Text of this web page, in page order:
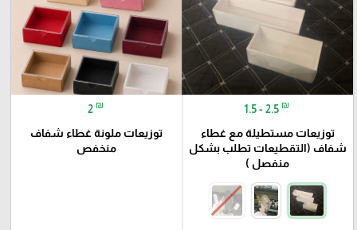
1.5 - 2.5 ₪
توزيعات مستطيلة مع غطاء
شفاف (التقطيعات تطلب بشكل
منفصل )
2 ₪
توزيعات ملونة غطاء شفاف
منخفص